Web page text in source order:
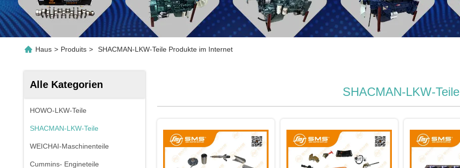
Haus > Produits > SHACMAN-LKW-Teile Produkte im Internet
Alle Kategorien
HOWO-LKW-Teile
SHACMAN-LKW-Teile
WEICHAI-Maschinenteile
Cummins- Engineteile
SHACMAN-LKW-Teile